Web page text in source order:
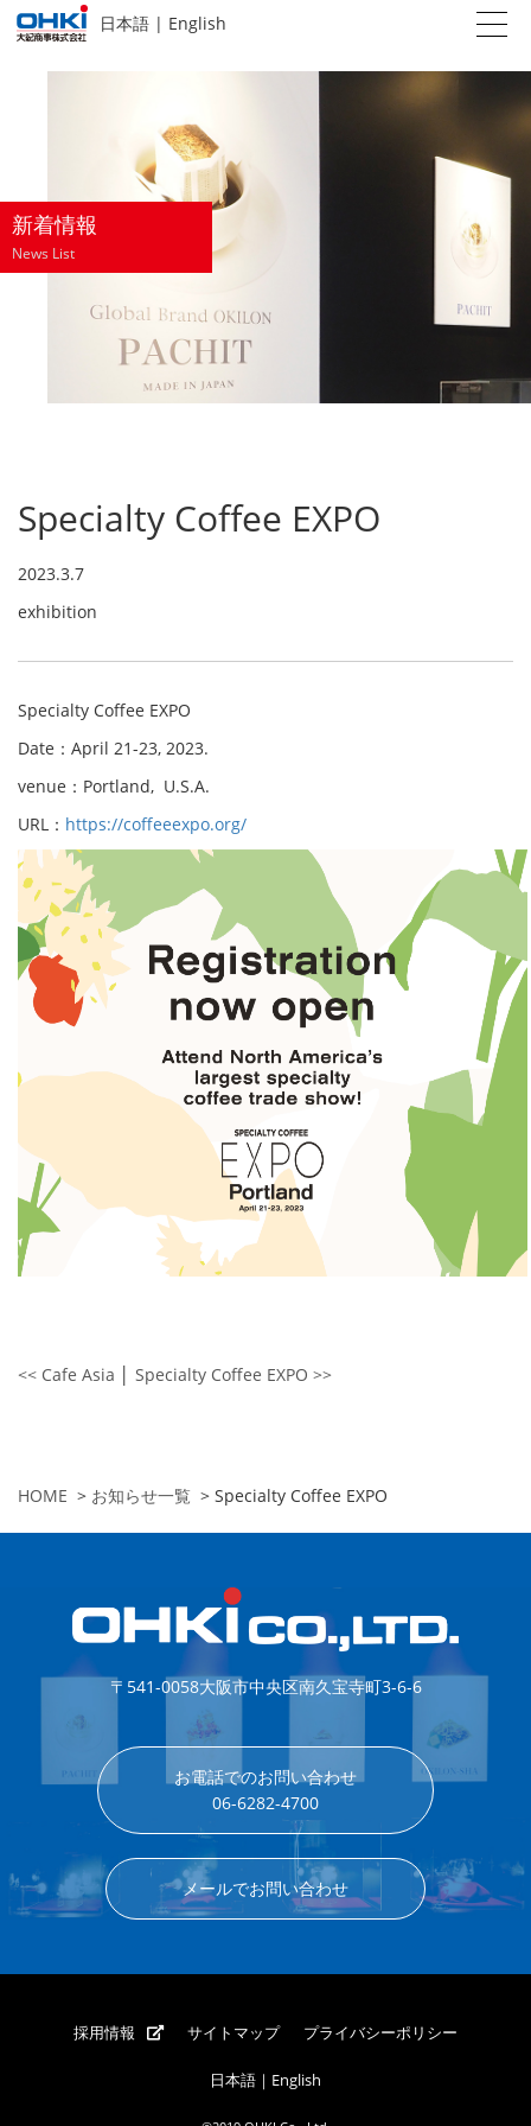
日本語 | English
新着情報
News List
Specialty Coffee EXPO
2023.3.7
exhibition
Specialty Coffee EXPO
Date：April 21-23, 2023.
venue：Portland, U.S.A.
URL： https://coffeeexpo.org/
<< Cafe Asia Specialty Coffee EXPO >>
HOME > お知らせ一覧 > Specialty Coffee EXPO
〒541-0058大阪市中央区南久宝寺町3-6-6
お電話でのお問い合わせ
06-6282-4700
メールでお問い合わせ
採用情報 サイトマップ プライバシーポリシー
日本語 ｜ English